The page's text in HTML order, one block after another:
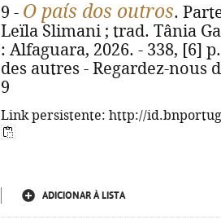
9 - O país dos outros.
Leïla Slimani ; trad. Tânia
: Alfaguara, 2026. - 338, [6]
des autres - Regardez-nous
9
Link persistente: http://
ADICIONAR À LISTA